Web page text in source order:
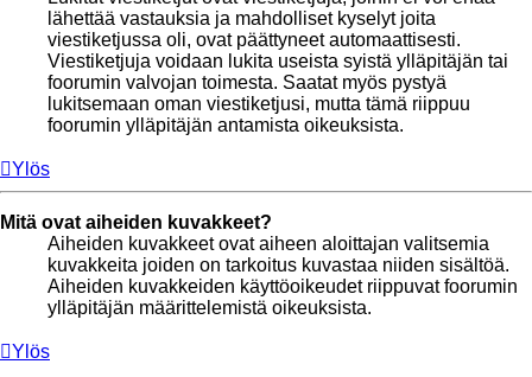
lähettää vastauksia ja mahdolliset kyselyt joita
viestiketjussa oli, ovat päättyneet automaattisesti.
Viestiketjuja voidaan lukita useista syistä ylläpitäjän tai
foorumin valvojan toimesta. Saatat myös pystyä
lukitsemaan oman viestiketjusi, mutta tämä riippuu
foorumin ylläpitäjän antamista oikeuksista.
Ylös
Mitä ovat aiheiden kuvakkeet?
Aiheiden kuvakkeet ovat aiheen aloittajan valitsemia
kuvakkeita joiden on tarkoitus kuvastaa niiden sisältöä.
Aiheiden kuvakkeiden käyttöoikeudet riippuvat foorumin
ylläpitäjän määrittelemistä oikeuksista.
Ylös